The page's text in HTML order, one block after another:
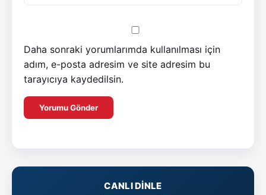
Daha sonraki yorumlarımda kullanılması için
adım, e-posta adresim ve site adresim bu
tarayıcıya kaydedilsin.
CANLI DINLE